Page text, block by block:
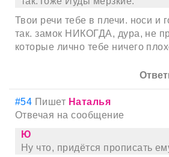
Твои речи тебе в плечи. носи и
так. замок НИКОГДА, дура, не
которые лично тебе ничего
#54 Пишет Наталья
Отвечая на сообщение
Ю
Ну что, придётся прописать